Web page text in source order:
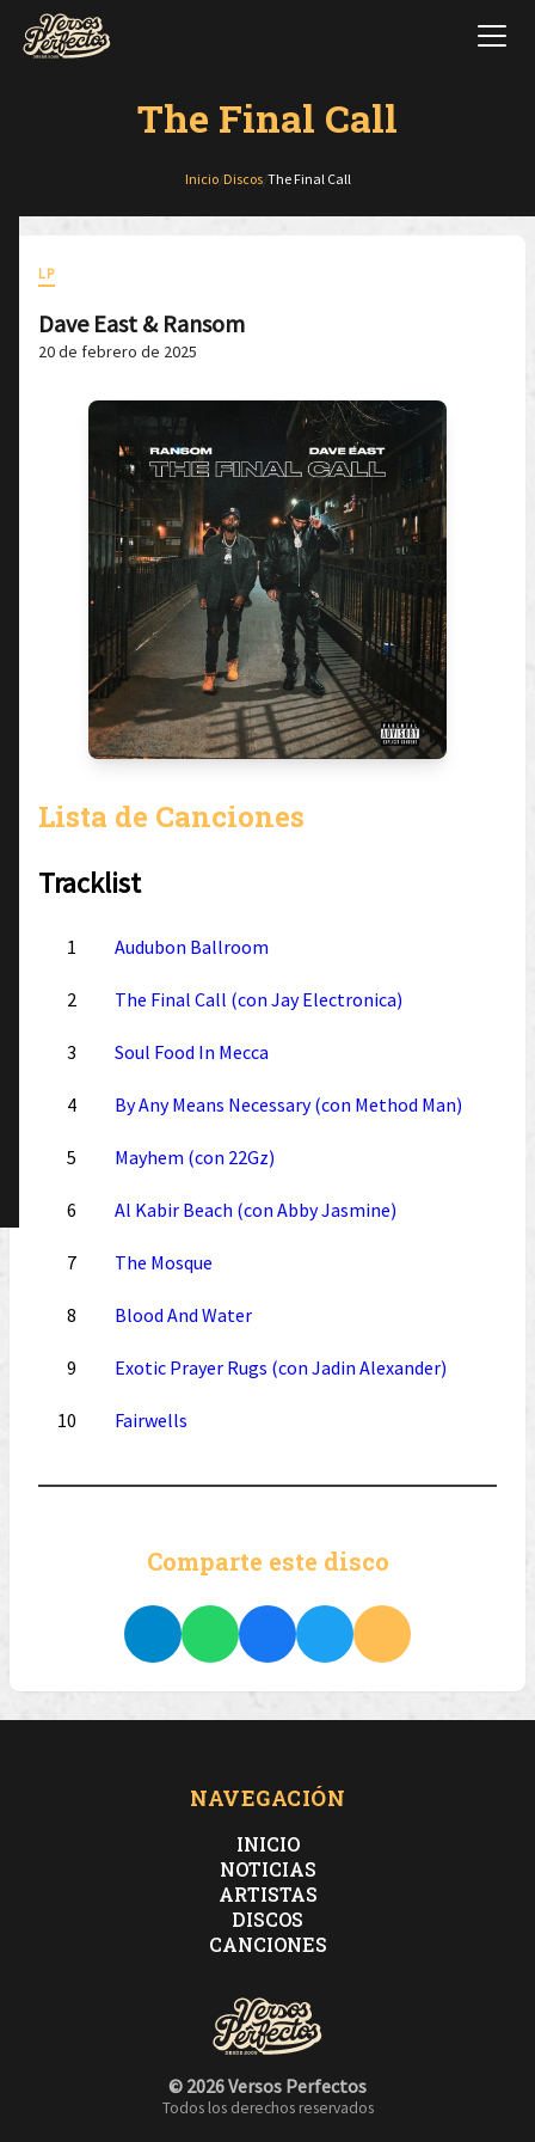
The Final Call
Inicio/ Discos/ The Final Call
LP
Dave East & Ransom
20 de febrero de 2025
Lista de Canciones
Tracklist
1 Audubon Ballroom
2 The Final Call (con Jay Electronica)
3 Soul Food In Mecca
4 By Any Means Necessary (con Method Man)
5 Mayhem (con 22Gz)
6 Al Kabir Beach (con Abby Jasmine)
7 The Mosque
8 Blood And Water
9 Exotic Prayer Rugs (con Jadin Alexander)
10 Fairwells
Comparte este disco
NAVEGACIÓN
INICIO
NOTICIAS
ARTISTAS
DISCOS
CANCIONES
© 2026 Versos Perfectos
Todos los derechos reservados